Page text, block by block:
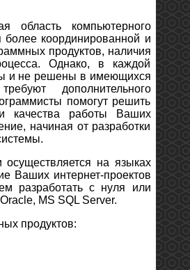
компьютерного
более координированной и
продуктов, наличия
Однако, в каждой
и не решены в имеющихся
дополнительного
помогут решить
качества работы Ваших
начиная от разработки
на языках
Ваших интернет-проектов
разработать с нуля или
MS SQL Server.
продуктов: